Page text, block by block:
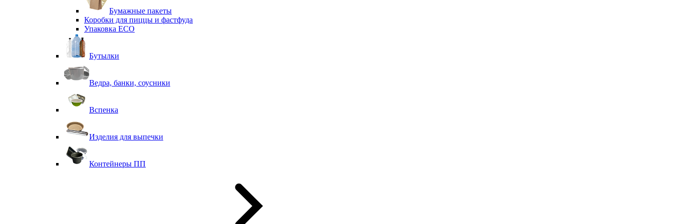
Бумажные пакеты
Коробки для пиццы и фастфуда
Упаковка ECO
Бутылки
Ведра, банки, соусники
Вспенка
Изделия для выпечки
Контейнеры ПП